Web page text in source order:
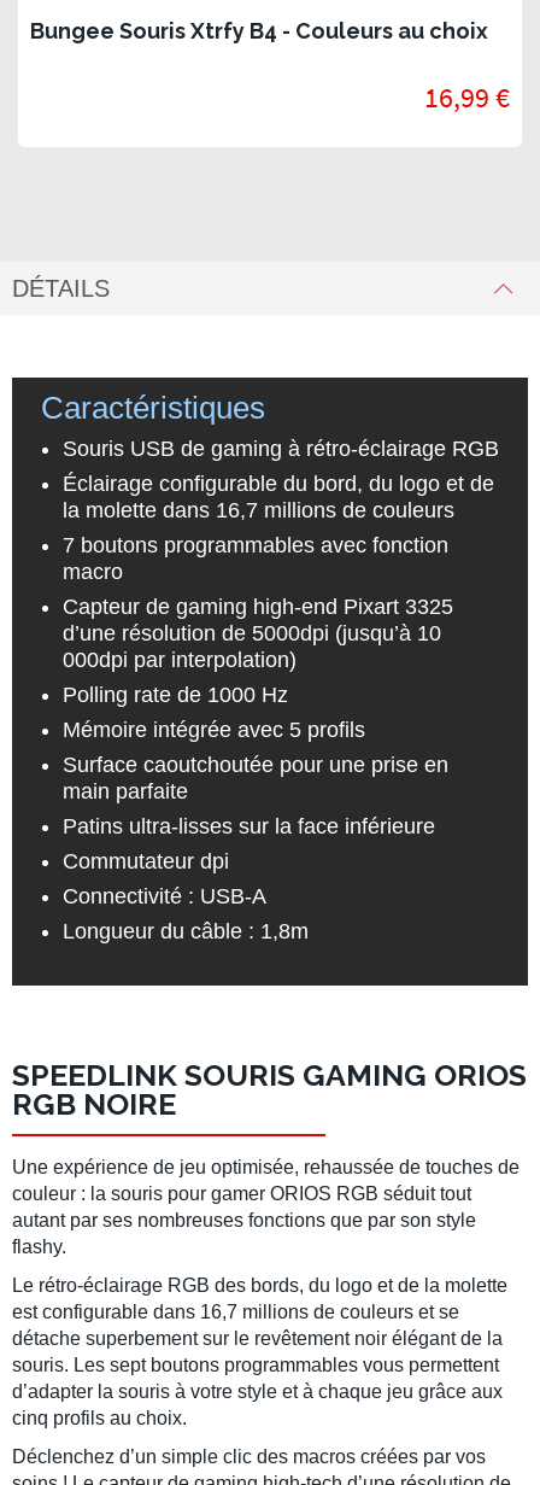
Bungee Souris Xtrfy B4 - Couleurs au choix
16,99 €
DÉTAILS
Caractéristiques
Souris USB de gaming à rétro-éclairage RGB
Éclairage configurable du bord, du logo et de
la molette dans 16,7 millions de couleurs
7 boutons programmables avec fonction
macro
Capteur de gaming high-end Pixart 3325
d’une résolution de 5000dpi (jusqu’à 10
000dpi par interpolation)
Polling rate de 1000 Hz
Mémoire intégrée avec 5 profils
Surface caoutchoutée pour une prise en
main parfaite
Patins ultra-lisses sur la face inférieure
Commutateur dpi
Connectivité : USB-A
Longueur du câble : 1,8m
SPEEDLINK SOURIS GAMING ORIOS
RGB NOIRE
Une expérience de jeu optimisée, rehaussée de touches de
couleur : la souris pour gamer ORIOS RGB séduit tout
autant par ses nombreuses fonctions que par son style
flashy.
Le rétro-éclairage RGB des bords, du logo et de la molette
est configurable dans 16,7 millions de couleurs et se
détache superbement sur le revêtement noir élégant de la
souris. Les sept boutons programmables vous permettent
d’adapter la souris à votre style et à chaque jeu grâce aux
cinq profils au choix.
Déclenchez d’un simple clic des macros créées par vos